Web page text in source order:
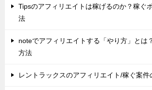
Tipsのアフィリエイトは稼げるのか？稼ぐ
法
noteでアフィリエイトする「やり方」とは
方法
レントラックスのアフィリエイト/稼ぐ案件